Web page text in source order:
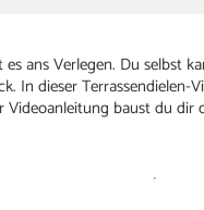
ans Verlegen. Du selbst
In dieser
baust du dir